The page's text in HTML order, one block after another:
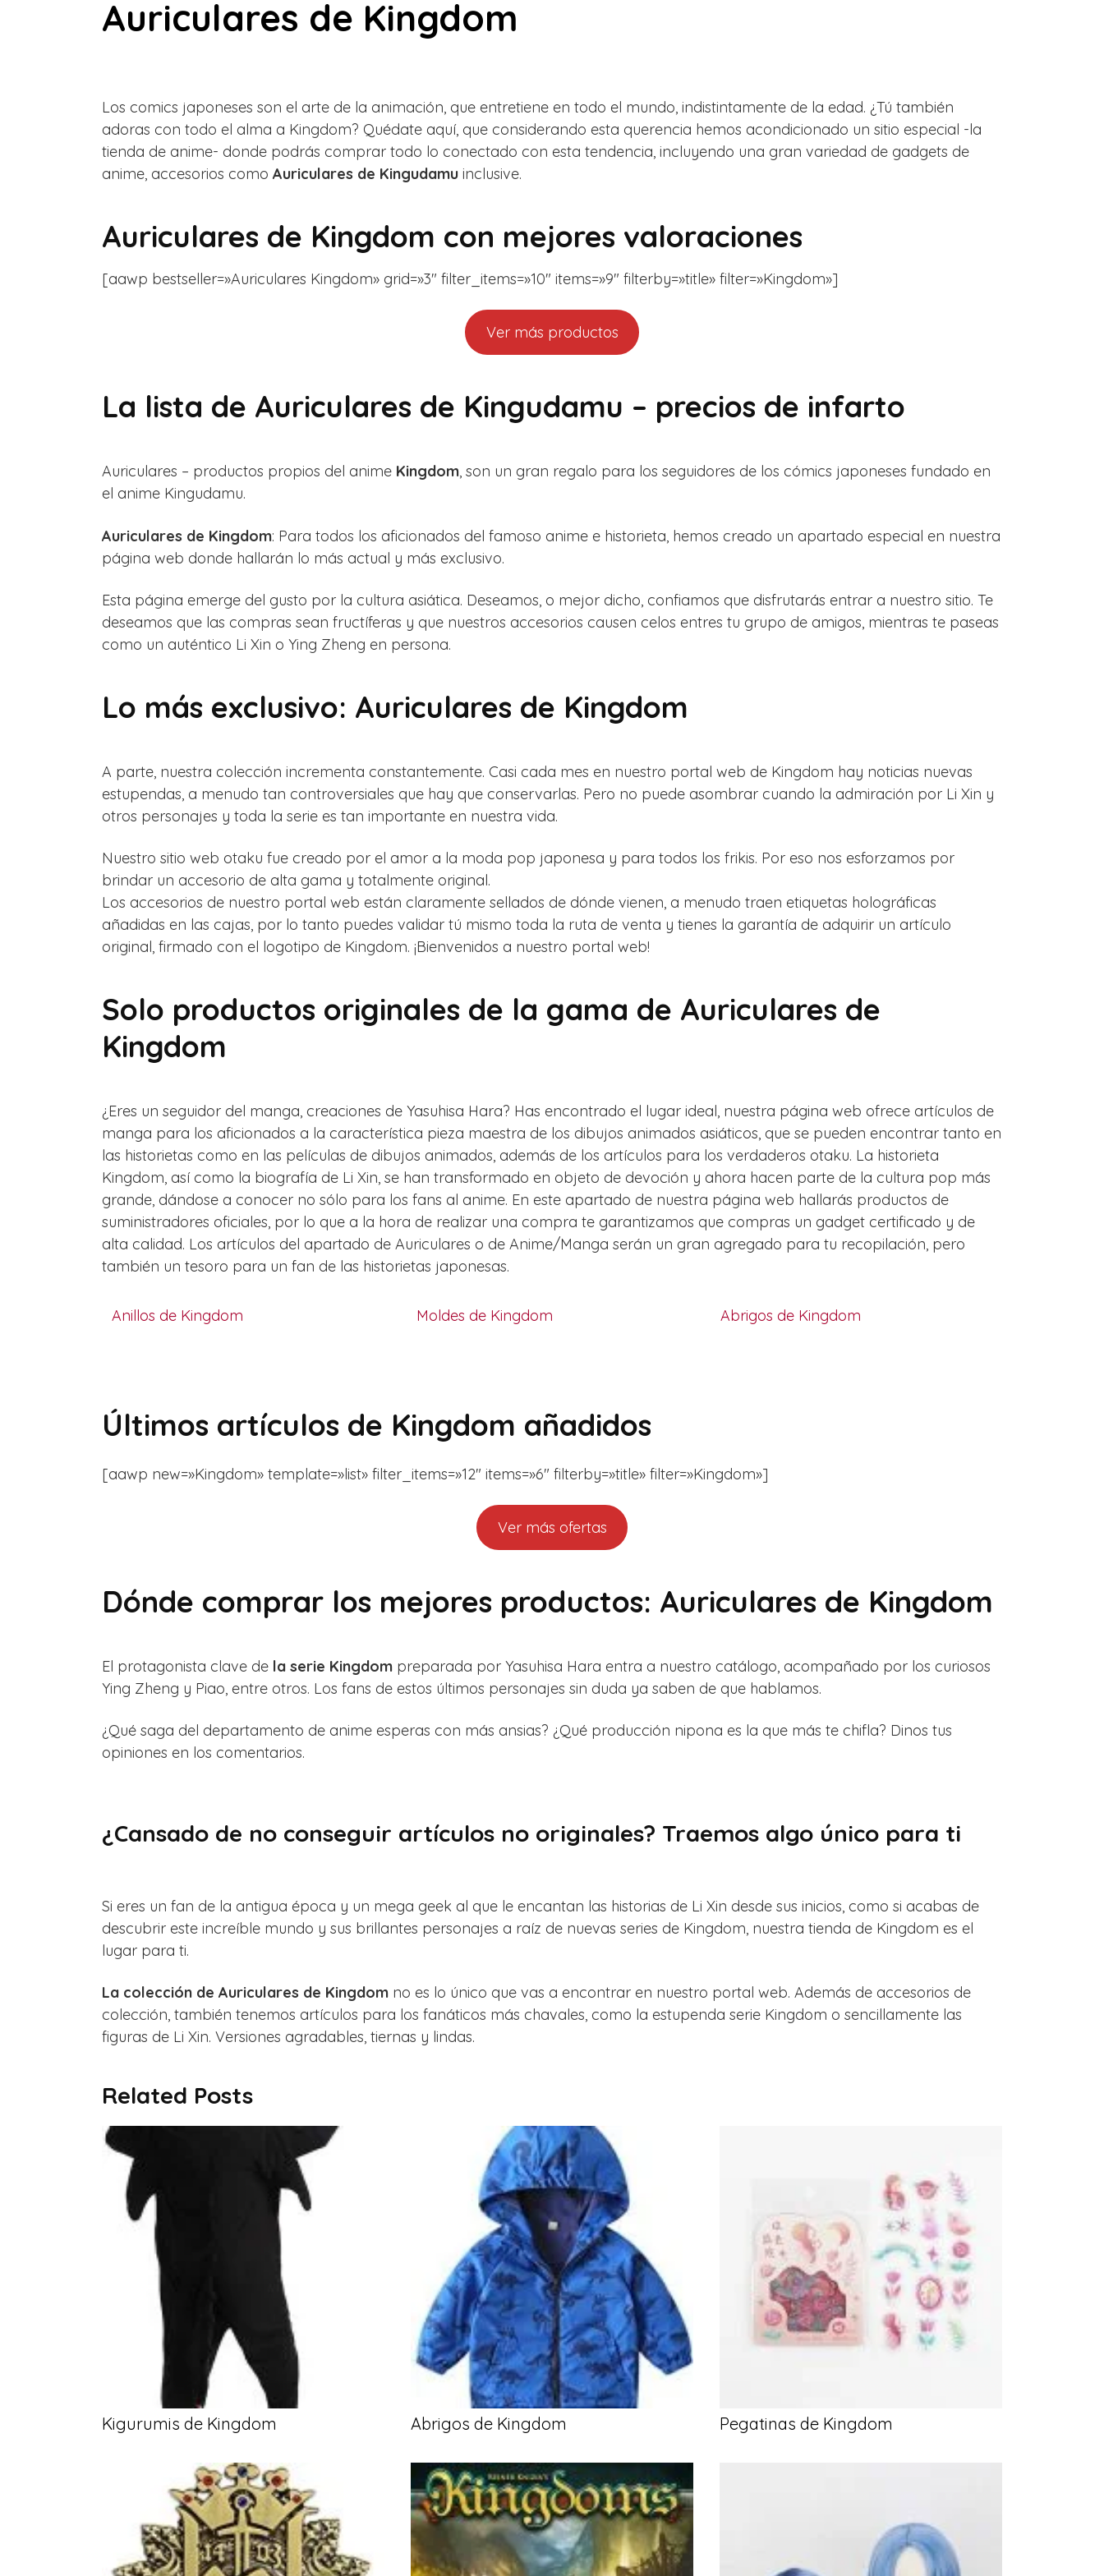
Auriculares de Kingdom
Los comics japoneses son el arte de la animación, que entretiene en todo el mundo, indistintamente de la edad. ¿Tú también
adoras con todo el alma a Kingdom? Quédate aquí, que considerando esta querencia hemos acondicionado un sitio especial -la
tienda de anime- donde podrás comprar todo lo conectado con esta tendencia, incluyendo una gran variedad de gadgets de
anime, accesorios como Auriculares de Kingudamu inclusive.
Auriculares de Kingdom con mejores valoraciones
[aawp bestseller=»Auriculares Kingdom» grid=»3″ filter_items=»10″ items=»9″ filterby=»title» filter=»Kingdom»]
Ver más productos
La lista de Auriculares de Kingudamu – precios de infarto
Auriculares – productos propios del anime Kingdom, son un gran regalo para los seguidores de los cómics japoneses fundado en
el anime Kingudamu.
Auriculares de Kingdom: Para todos los aficionados del famoso anime e historieta, hemos creado un apartado especial en nuestra
página web donde hallarán lo más actual y más exclusivo.
Esta página emerge del gusto por la cultura asiática. Deseamos, o mejor dicho, confiamos que disfrutarás entrar a nuestro sitio. Te
deseamos que las compras sean fructíferas y que nuestros accesorios causen celos entres tu grupo de amigos, mientras te paseas
como un auténtico Li Xin o Ying Zheng en persona.
Lo más exclusivo: Auriculares de Kingdom
A parte, nuestra colección incrementa constantemente. Casi cada mes en nuestro portal web de Kingdom hay noticias nuevas
estupendas, a menudo tan controversiales que hay que conservarlas. Pero no puede asombrar cuando la admiración por Li Xin y
otros personajes y toda la serie es tan importante en nuestra vida.
Nuestro sitio web otaku fue creado por el amor a la moda pop japonesa y para todos los frikis. Por eso nos esforzamos por
brindar un accesorio de alta gama y totalmente original.
Los accesorios de nuestro portal web están claramente sellados de dónde vienen, a menudo traen etiquetas holográficas
añadidas en las cajas, por lo tanto puedes validar tú mismo toda la ruta de venta y tienes la garantía de adquirir un artículo
original, firmado con el logotipo de Kingdom. ¡Bienvenidos a nuestro portal web!
Solo productos originales de la gama de Auriculares de
Kingdom
¿Eres un seguidor del manga, creaciones de Yasuhisa Hara? Has encontrado el lugar ideal, nuestra página web ofrece artículos de
manga para los aficionados a la característica pieza maestra de los dibujos animados asiáticos, que se pueden encontrar tanto en
las historietas como en las películas de dibujos animados, además de los artículos para los verdaderos otaku. La historieta
Kingdom, así como la biografía de Li Xin, se han transformado en objeto de devoción y ahora hacen parte de la cultura pop más
grande, dándose a conocer no sólo para los fans al anime. En este apartado de nuestra página web hallarás productos de
suministradores oficiales, por lo que a la hora de realizar una compra te garantizamos que compras un gadget certificado y de
alta calidad. Los artículos del apartado de Auriculares o de Anime/Manga serán un gran agregado para tu recopilación, pero
también un tesoro para un fan de las historietas japonesas.
Anillos de Kingdom Moldes de Kingdom Abrigos de Kingdom
Últimos artículos de Kingdom añadidos
[aawp new=»Kingdom» template=»list» filter_items=»12″ items=»6″ filterby=»title» filter=»Kingdom»]
Ver más ofertas
Dónde comprar los mejores productos: Auriculares de Kingdom
El protagonista clave de la serie Kingdom preparada por Yasuhisa Hara entra a nuestro catálogo, acompañado por los curiosos
Ying Zheng y Piao, entre otros. Los fans de estos últimos personajes sin duda ya saben de que hablamos.
¿Qué saga del departamento de anime esperas con más ansias? ¿Qué producción nipona es la que más te chifla? Dinos tus
opiniones en los comentarios.
¿Cansado de no conseguir artículos no originales? Traemos algo único para ti
Si eres un fan de la antigua época y un mega geek al que le encantan las historias de Li Xin desde sus inicios, como si acabas de
descubrir este increíble mundo y sus brillantes personajes a raíz de nuevas series de Kingdom, nuestra tienda de Kingdom es el
lugar para ti.
La colección de Auriculares de Kingdom no es lo único que vas a encontrar en nuestro portal web. Además de accesorios de
colección, también tenemos artículos para los fanáticos más chavales, como la estupenda serie Kingdom o sencillamente las
figuras de Li Xin. Versiones agradables, tiernas y lindas.
Related Posts
Kigurumis de Kingdom Abrigos de Kingdom Pegatinas de Kingdom